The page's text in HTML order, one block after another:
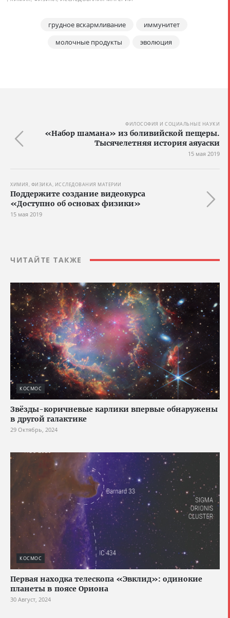
грудное вскармливание
иммунитет
молочные продукты
эволюция
ФИЛОСОФИЯ И СОЦИАЛЬНЫЕ НАУКИ
«Набор шамана» из боливийской пещеры.
Тысячелетняя история аяуаски
15 мая 2019
ХИМИЯ, ФИЗИКА, ИССЛЕДОВАНИЯ МАТЕРИИ
Поддержите создание видеокурса
«Доступно об основах физики»
15 мая 2019
ЧИТАЙТЕ ТАКЖЕ
КОСМОС
Звёзды-коричневые карлики впервые обнаружены
в другой галактике
29 Октябрь, 2024
КОСМОС
Первая находка телескопа «Эвклид»: одинокие
планеты в поясе Ориона
30 Август, 2024